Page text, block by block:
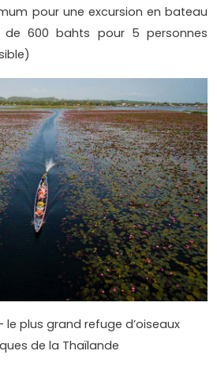
pour une excursion en bateau
600 bahts pour 5 personnes
le plus grand refuge d’oiseaux
de la Thaïlande